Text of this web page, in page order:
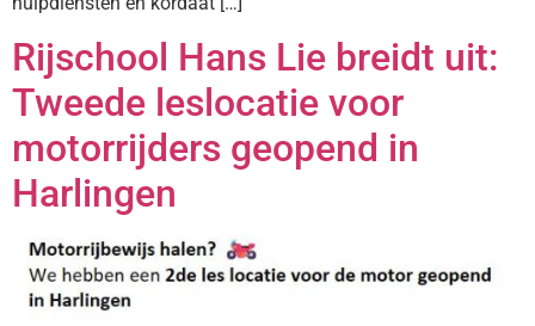
Rijschool Hans Lie breidt uit:
Tweede leslocatie voor
motorrijders geopend in
Harlingen